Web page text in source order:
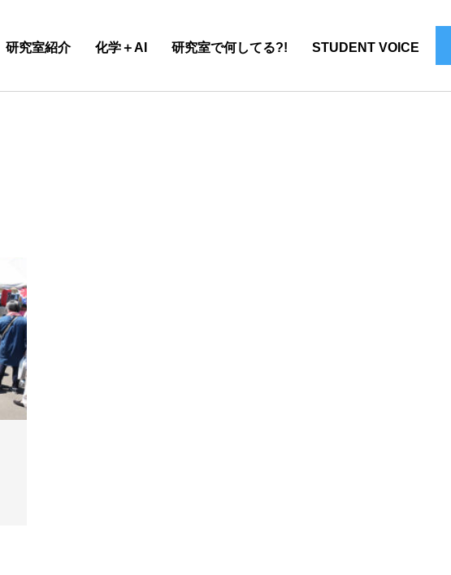
研究室紹介 化学＋AI 研究室で何してる?! STUDENT VOICE